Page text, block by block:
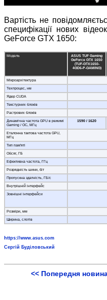
Вартість не
специфікації нових
GeForce GTX 1650:
Модель
ASUS TUF Gaming
GeForce GTX 1650
(TUF-GTX1650-
4GD6-P-GAMING)
Мікроархітектура
Техпроцес, нм
Ядер CUDA
Текстурних блоків
Растрових блоків
Динамічна частота GPU в режимі
Gaming / OC, МГц
1590 / 1620
Еталонна тактова частота GPU,
МГц
Тип пам'яті
Обсяг, ГБ
Ефективна частота, ГГц
Розрядність шини, біт
Пропускна здатність, ГБ/с
Внутрішній інтерфейс
Зовнішні інтерфейси
Розміри, мм
Ширина, слотів
https://www.asus.com
Сергій Буділовський
<< Попередня